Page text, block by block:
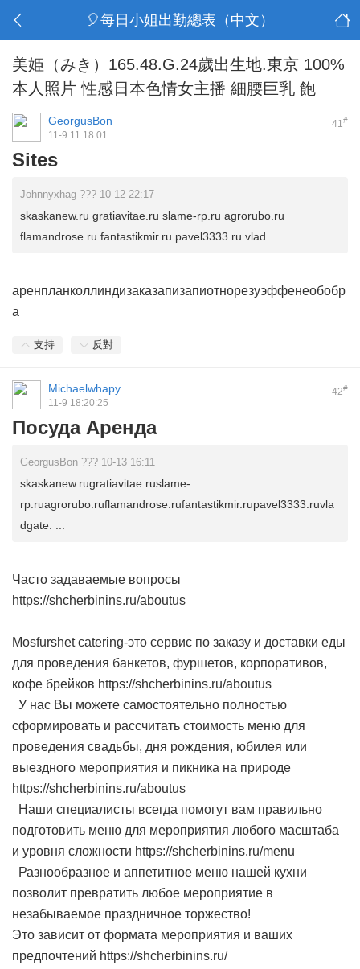
🎈每日小姐出勤總表（中文）
美姫（みき）165.48.G.24歲出生地.東京 100%
本人照片 性感日本色情女主播 細腰巨乳 飽
41#
GeorgusBon
11-9 11:18:01
Sites
Johnnyxhag ??? 10-12 22:17
skaskanew.ru gratiavitae.ru slame-rp.ru agrorubo.ru
flamandrose.ru fantastikmir.ru pavel3333.ru vlad ...
аренпланколлиндизаказапизапиотнорезуэффенеобобр
а
支持 反對
42#
Michaelwhapy
11-9 18:20:25
Посуда Аренда
GeorgusBon ??? 10-13 16:11
skaskanew.rugratiavitae.ruslame-
rp.ruagrorubo.ruflamandrose.rufantastikmir.rupavel3333.ruvla
dgate. ...
Часто задаваемые вопросы
https://shcherbinins.ru/aboutus
Mosfurshet catering-это сервис по заказу и доставки еды
для проведения банкетов, фуршетов, корпоративов,
кофе брейков https://shcherbinins.ru/aboutus
У нас Вы можете самостоятельно полностью
сформировать и рассчитать стоимость меню для
проведения свадьбы, дня рождения, юбилея или
выездного мероприятия и пикника на природе
https://shcherbinins.ru/aboutus
Наши специалисты всегда помогут вам правильно
подготовить меню для мероприятия любого масштаба
и уровня сложности https://shcherbinins.ru/menu
Разнообразное и аппетитное меню нашей кухни
позволит превратить любое мероприятие в
незабываемое праздничное торжество!
Это зависит от формата мероприятия и ваших
предпочтений https://shcherbinins.ru/